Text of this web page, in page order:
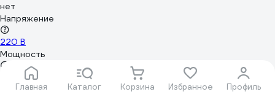
Главная Каталог Корзина Избранное Профиль
нет
Напряжение
220 В
Мощность
450 Вт
Тип патрона